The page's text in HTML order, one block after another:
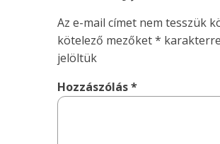
Az e-mail címet nem tesszük
kötelező mezőket*
jelöltük
Hozzászólás*